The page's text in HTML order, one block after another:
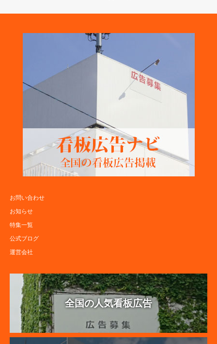
お問い合わせ
お知らせ
特集一覧
公式ブログ
運営会社
全国の人気看板広告